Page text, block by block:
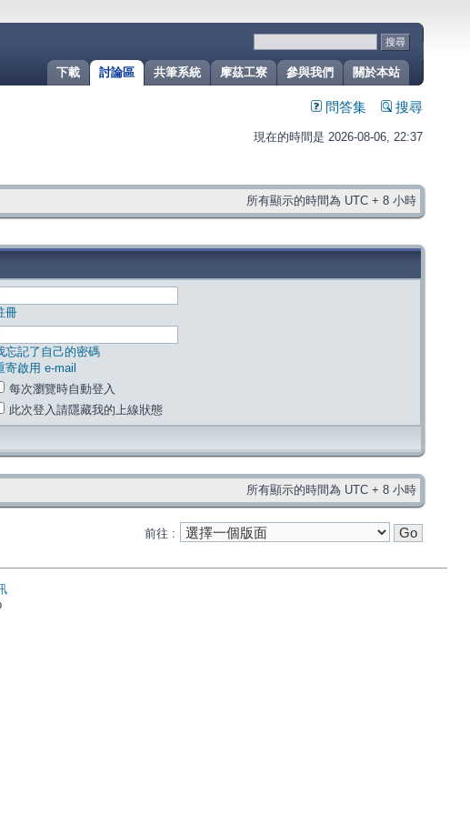
關於本站
參與我們
摩茲工寮
共筆系統
討論區
下載
問答集 搜尋
現在的時間是 2026-08-06, 22:37
所有顯示的時間為 UTC + 8 小時
冊
忘記了自己的密碼
寄啟用 e-mail
每次瀏覽時自動登入
此次登入請隱藏我的上線狀態
所有顯示的時間為 UTC + 8 小時
前往 :